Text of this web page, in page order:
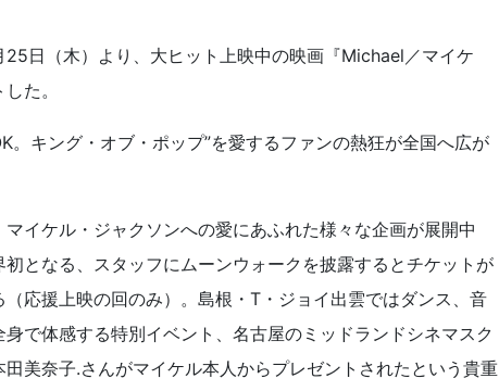
日（木）より、大ヒット上映中の映画『Michael／マイケ
た。
。キング・オブ・ポップ”を愛するファンの熱狂が全国へ広が
イケル・ジャクソンへの愛にあふれた様々な企画が展開中
となる、スタッフにムーンウォークを披露するとチケットが
応援上映の回のみ）。島根・T・ジョイ出雲ではダンス、音
で体感する特別イベント、名古屋のミッドランドシネマスク
美奈子.さんがマイケル本人からプレゼントされたという貴重